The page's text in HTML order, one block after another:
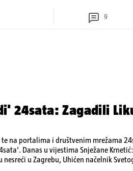
9
24sata: Zagadili
te na portalima i društvenim mrežama
Danas u vijestima Snježane
u Zagrebu, Uhićen načelnik